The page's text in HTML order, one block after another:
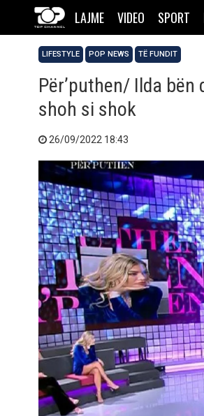
LAJME VIDEO SPORT
LIFESTYLE POP NEWS TË FUNDIT
Për’puthen/ Ilda
shoh si shok
26/09/2022 18:43